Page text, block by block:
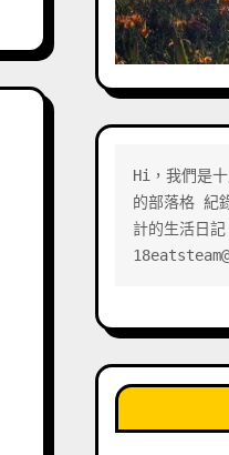
Hi，我們是
的部落格 紀
計的生活日